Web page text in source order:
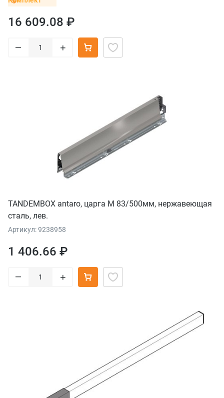
16 609.08 ₽
– +
TANDEMBOX antaro, царга M 83/500мм, нержавеющая
сталь, лев.
Артикул: 9238958
1 406.66 ₽
– +